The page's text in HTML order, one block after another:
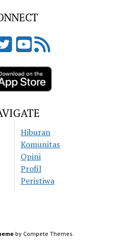
Hiburan
Komunitas
Opini
Profil
Peristiwa
by Compete Themes.